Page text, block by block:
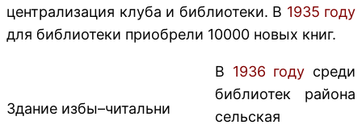
централизация клуба и библиотеки. В 1935 году
для библиотеки приобрели 10000 новых книг.
Здание избы–читальни
В 1936 году среди
библиотек района
сельская